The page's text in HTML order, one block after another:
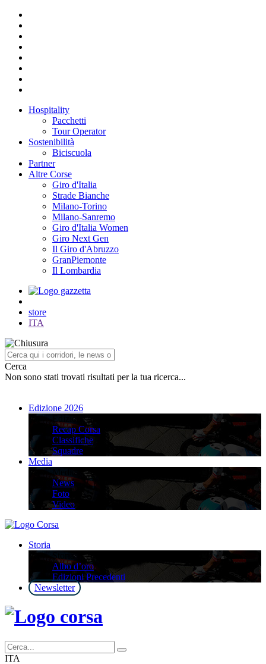
Hospitality
Pacchetti
Tour Operator
Sostenibilità
Biciscuola
Partner
Altre Corse
Giro d'Italia
Strade Bianche
Milano-Torino
Milano-Sanremo
Giro d'Italia Women
Giro Next Gen
Il Giro d'Abruzzo
GranPiemonte
Il Lombardia
store
ITA
Cerca
Non sono stati trovati risultati per la tua ricerca...
Edizione 2026
Edizione 2026
Recap Corsa
Classifiche
Squadre
Media
Media
News
Foto
Video
Storia
Storia
Albo d’oro
Edizioni Precedenti
Newsletter
ITA